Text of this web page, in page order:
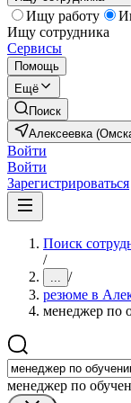
Ищу работу
Ищу сотрудника
Сервисы
Помощь
Ещё
Поиск
Алексеевка
Войти
Войти
Зарегистрироваться
Поиск
/
... /
резюме в
менеджер по
менеджер по